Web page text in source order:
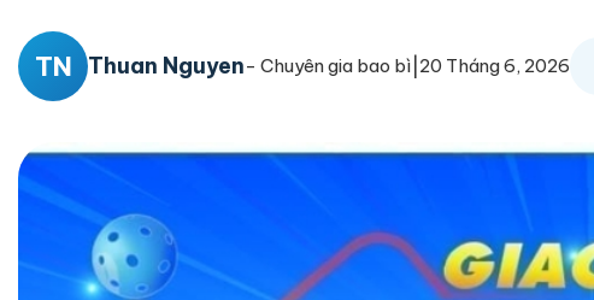
TN Thuan Nguyen- Chuyên gia bao bì 20 Tháng 6, 2026